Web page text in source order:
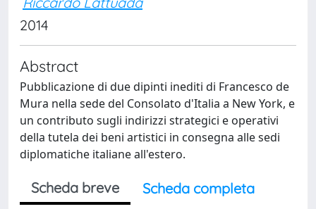
2014
Abstract
Pubblicazione di due dipinti inediti di Francesco de
Mura nella sede del Consolato d'Italia a New York, e
un contributo sugli indirizzi strategici e operativi
della tutela dei beni artistici in consegna alle sedi
diplomatiche italiane all'estero.
Scheda breve
Scheda completa